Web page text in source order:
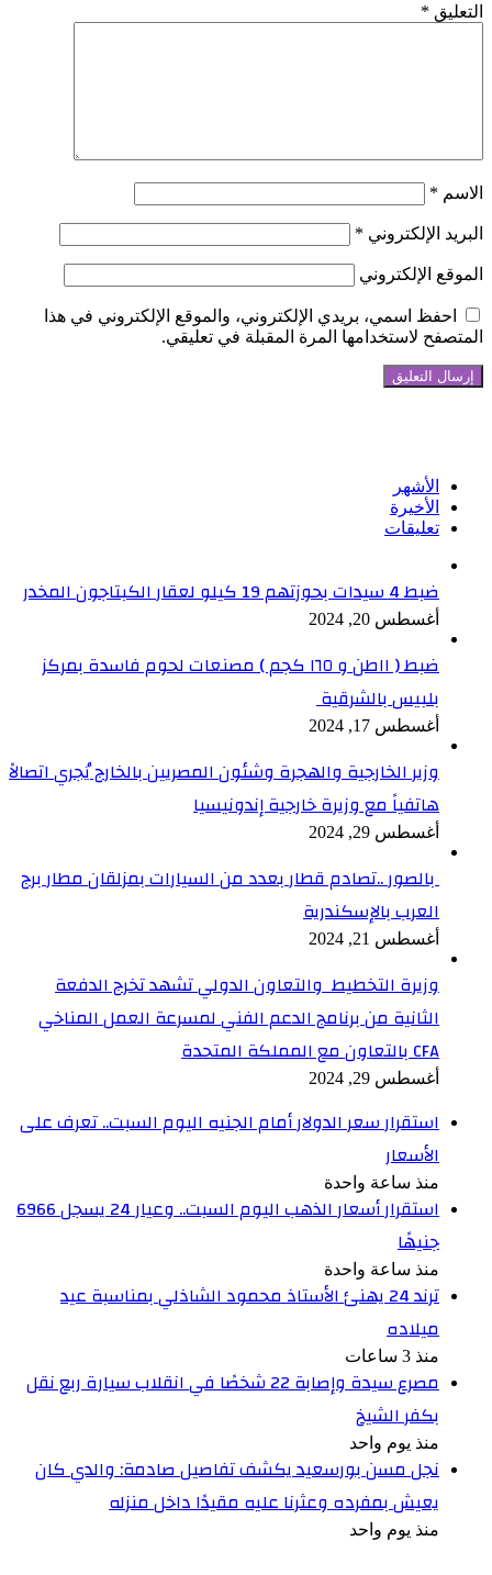
التعليق *
الاسم *
البريد الإلكتروني *
الموقع الإلكتروني
احفظ اسمي، بريدي الإلكتروني، والموقع الإلكتروني في هذا
المتصفح لاستخدامها المرة المقبلة في تعليقي.
الأشهر
الأخيرة
تعليقات
ضبط 4 سيدات بحوزتهم 19 كيلو لعقار الكبتاجون المخدر
أغسطس 20, 2024
ضبط ( ١١طن و ١٦٥ كجم ) مصنعات لحوم فاسدة بمركز
بلبيس بالشرقية
أغسطس 17, 2024
وزير الخارجية والهجرة وشئون المصريين بالخارج يُجري اتصالاً
هاتفياً مع وزيرة خارجية إندونيسيا
أغسطس 29, 2024
بالصور ..تصادم قطار بعدد من السيارات بمزلقان مطار برج
العرب بالإسكندرية
أغسطس 21, 2024
وزيرة التخطيط والتعاون الدولي تشهد تخرج الدفعة
الثانية من برنامج الدعم الفني لمسرعة العمل المناخي
CFA بالتعاون مع المملكة المتحدة
أغسطس 29, 2024
استقرار سعر الدولار أمام الجنيه اليوم السبت.. تعرف على
الأسعار
منذ ساعة واحدة
استقرار أسعار الذهب اليوم السبت.. وعيار 24 يسجل 6966
جنيهًا
منذ ساعة واحدة
ترند 24 يهنئ الأستاذ محمود الشاذلي بمناسبة عيد
ميلاده
منذ 3 ساعات
مصرع سيدة وإصابة 22 شخصًا في انقلاب سيارة ربع نقل
بكفر الشيخ
منذ يوم واحد
نجل مسن بورسعيد يكشف تفاصيل صادمة: والدي كان
يعيش بمفرده وعثرنا عليه مقيدًا داخل منزله
منذ يوم واحد